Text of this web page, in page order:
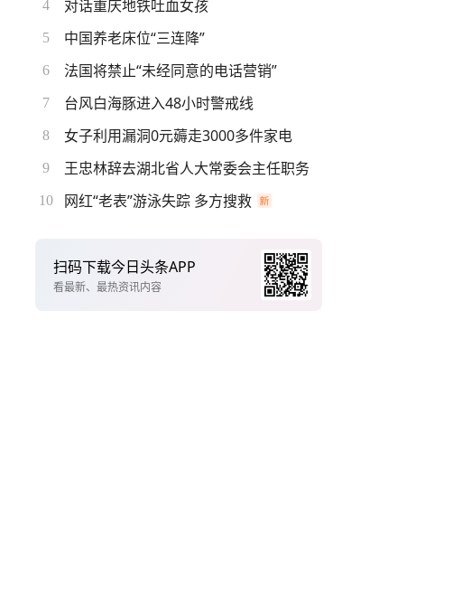
4 对话重庆地铁吐血女孩
5 中国养老床位“三连降”
6 法国将禁止“未经同意的电话营销”
7 台风白海豚进入48小时警戒线
8 女子利用漏洞0元薅走3000多件家电
9 王忠林辞去湖北省人大常委会主任职务
10 网红“老表”游泳失踪 多方搜救
扫码下载今日头条APP
看最新、最热资讯内容